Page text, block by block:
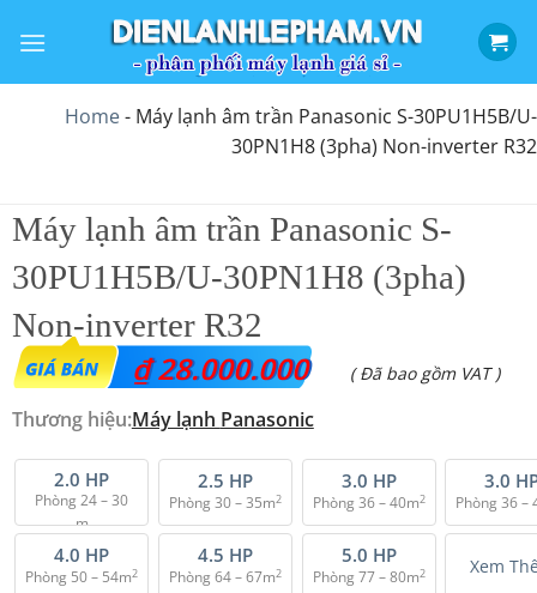
qua
Home- Máy lạnh âm trần Panasonic S-30PU1H5B/U-
30PN1H8 (3pha) Non-inverter R32
Máy lạnh âm trần Panasonic S-
30PU1H5B/U-30PN1H8 (3pha)
Non-inverter R32
₫28.000.000 ( Đã bao gồm VAT )
Thương hiệu:Máy lạnh Panasonic
2.0 HP
Phòng 24 – 30
m
2.5 HP
Phòng 30 – 35m2
3.0 HP
Phòng 36 – 40m2
3.0
Phòng 36 –
4.0 HP
Phòng 50 – 54m2
4.5 HP
Phòng 64 – 67m2
5.0 HP
Phòng 77 – 80m2 Xem